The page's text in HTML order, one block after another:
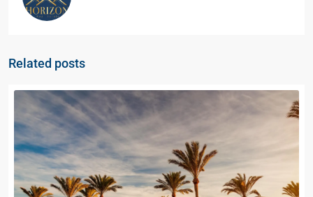
Related posts